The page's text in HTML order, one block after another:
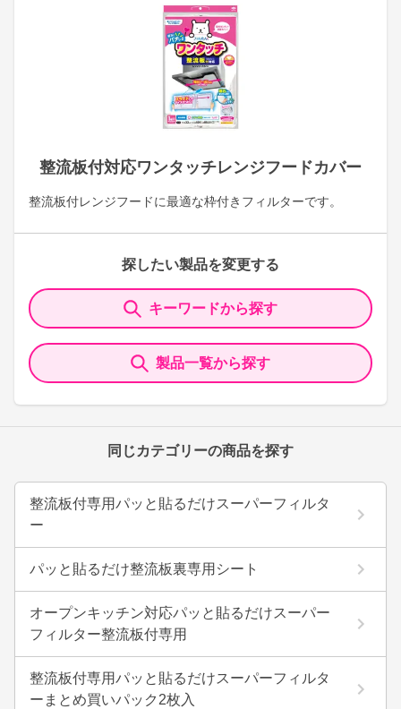
整流板付対応ワンタッチレンジフードカバー
整流板付レンジフードに最適な枠付きフィルターです。
探したい製品を変更する
キーワードから探す
製品一覧から探す
同じカテゴリーの商品を探す
整流板付専用パッと貼るだけスーパーフィルタ
ー
パッと貼るだけ整流板裏専用シート
オープンキッチン対応パッと貼るだけスーパー
フィルター整流板付専用
整流板付専用パッと貼るだけスーパーフィルタ
ーまとめ買いパック2枚入